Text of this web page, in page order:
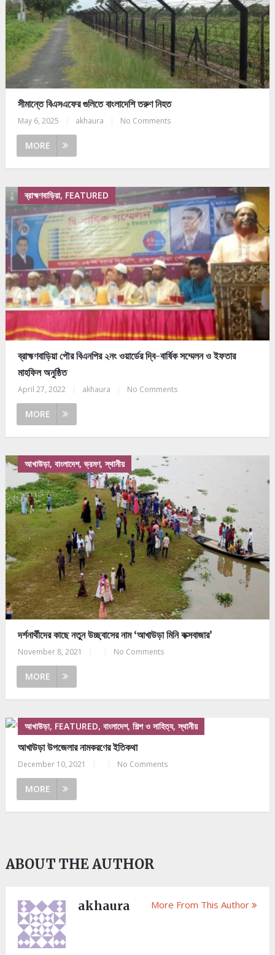
সীমান্তে বিএসএফের গুলিতে বাংলাদেশি তরুণ নিহত
May 6, 2025 akhaura No Comments
MORE
ব্রাহ্মণবাড়িয়া, FEATURED
ব্রাহ্মণবাড়িয়া পৌর বিএনপির ২নং ওয়ার্ডের দ্বি-বার্ষিক সম্মেলন ও ইফতার
মাহফিল অনুষ্ঠিত
April 27, 2022 akhaura No Comments
MORE
আখাউড়া, বাংলাদেশ, ভ্রমণ, স্থানীয়
দর্শনার্থীদের কাছে নতুন উচ্ছ্বাসের নাম ‘আখাউড়া মিনি কক্সবাজার’
November 8, 2021 No Comments
MORE
আখাউড়া, FEATURED, বাংলাদেশ, শিল্প ও সাহিত্য, স্থানীয়
আখাউড়া উপজেলার নামকরণের ইতিকথা
December 10, 2021 No Comments
MORE
ABOUT THE AUTHOR
akhaura More From This Author